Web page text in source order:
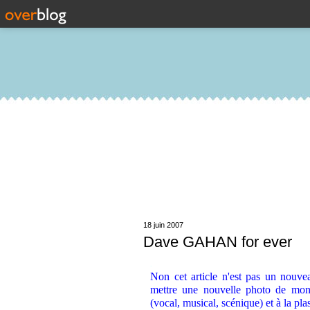
18 juin 2007
Dave GAHAN for ever
Non cet article n'est pas un
mettre une nouvelle photo de
(vocal, musical, scénique) et à la